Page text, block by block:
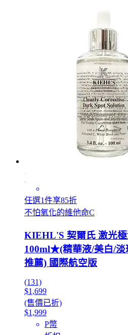
任選1件享85折
不怕氧化的維他命C
KIEHL'S 契爾氏 激光
100ml★(精華液/美白/淡
推薦) 國際航空版
(131)
$1,699
(售價已折)
$1,999
P幣